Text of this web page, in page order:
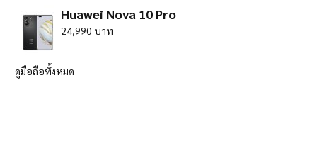
Huawei Nova 10 Pro
24,990 บาท
ดูมือถือทั้งหมด